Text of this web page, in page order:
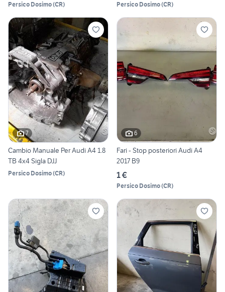
Persico Dosimo(CR) Persico Dosimo(CR)
7
Cambio Manuale Per Audi A4 1.8
TB 4x4 Sigla DJJ
Persico Dosimo(CR)
6
Fari - Stop posteriori Audi A4
2017 B9
1 €
Persico Dosimo(CR)